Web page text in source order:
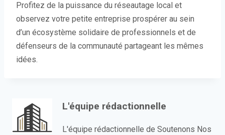
Profitez de la puissance du réseautage local et
observez votre petite entreprise prospérer au sein
d’un écosystème solidaire de professionnels et de
défenseurs de la communauté partageant les mêmes
idées.
L'équipe rédactionnelle
L'équipe rédactionnelle de Soutenons Nos